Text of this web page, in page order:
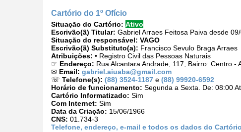
Cartório do 1º Ofício
Situação do Cartório: Ativo
Escrivão(ã) Titular: Gabriel Arraes Feitosa Paiva desde
Situação do responsável: VAGO
Escrivão(ã) Substituto(a): Francisco Sevulo Braga Arraes
Atribuições: • Registro Civil das Pessoas Naturais
☞ Endereço: Rua Alcantara Andrade, 117, Bairro: Centro -
✉ Email: gabriel.aiuaba@gmail.com
☏ Telefone(s): (88) 3524-1187 e (88) 99920-6592
Horário de funcionamento: Segunda a Sexta. De: 08:00
Cartório Informatizado: Sim
Com Internet: Sim
Data da Criação: 15/06/1966
CNS: 01.734-3
Telefone, endereço, e-mail e todos os dados do